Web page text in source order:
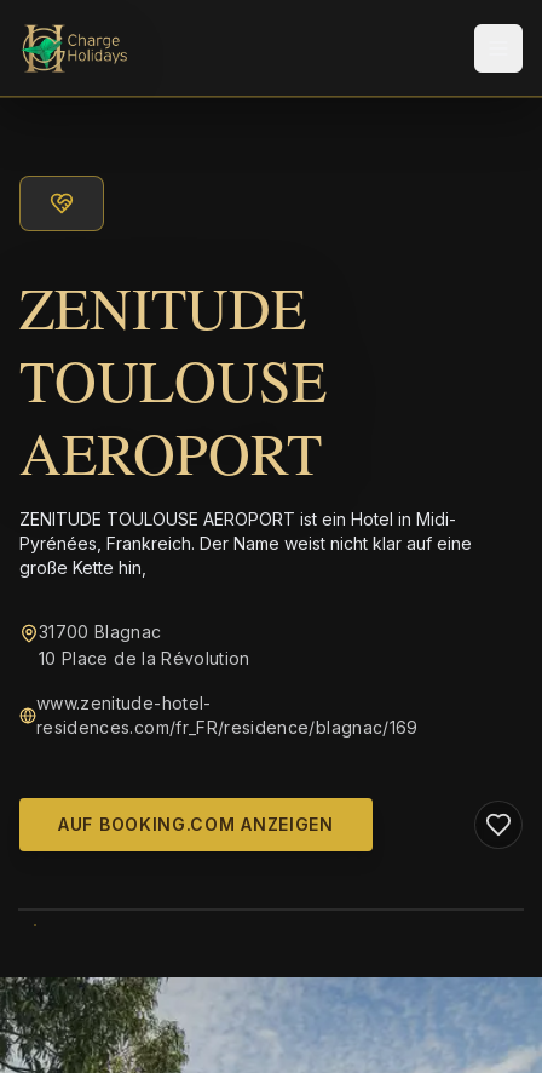
ZENITUDE
TOULOUSE
AEROPORT
ZENITUDE TOULOUSE AEROPORT ist ein Hotel in Midi-
Pyrénées, Frankreich. Der Name weist nicht klar auf eine
große Kette hin,
31700 Blagnac
10 Place de la Révolution
www.zenitude-hotel-
residences.com/fr_FR/residence/blagnac/169
AUF BOOKING.COM ANZEIGEN